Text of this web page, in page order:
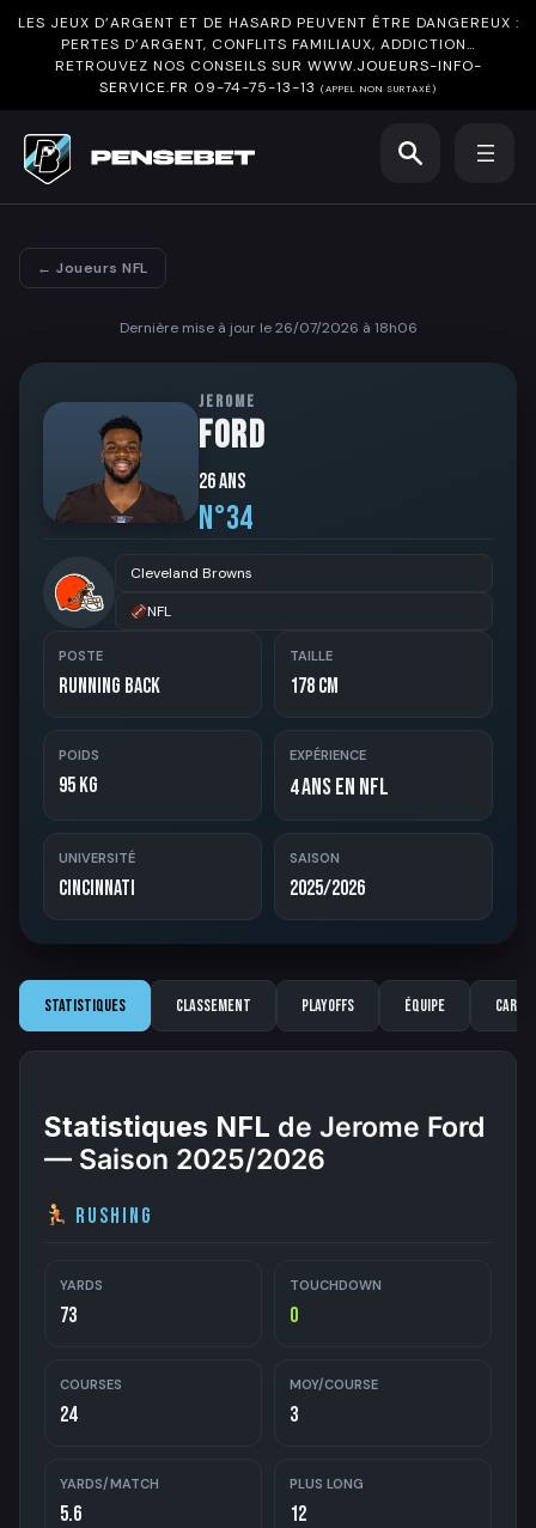
LES JEUX D’ARGENT ET DE HASARD PEUVENT ÊTRE DANGEREUX :
PERTES D’ARGENT, CONFLITS FAMILIAUX, ADDICTION…
RETROUVEZ NOS CONSEILS SUR WWW.JOUEURS-INFO-
SERVICE.FR 09-74-75-13-13 (APPEL NON SURTAXÉ)
← Joueurs NFL
Dernière mise à jour le 26/07/2026 à 18h06
JEROME
FORD
26 ans
N°34
Cleveland Browns
NFL
POSTE
Running Back
TAILLE
178 cm
POIDS
95 kg
EXPÉRIENCE
4ans en NFL
UNIVERSITÉ
Cincinnati
SAISON
2025/2026
Statistiques Classement Playoffs Équipe
Statistiques NFL de Jerome Ford
— Saison 2025/2026
Rushing
YARDS
73
TOUCHDOWN
0
COURSES
24
MOY/COURSE
3
YARDS/MATCH
5.6
PLUS LONG
12